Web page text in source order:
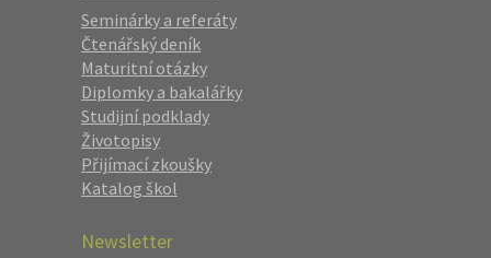
Seminárky a referáty
Čtenářský deník
Maturitní otázky
Diplomky a bakalářky
Studijní podklady
Životopisy
Přijímací zkoušky
Katalog škol
Newsletter